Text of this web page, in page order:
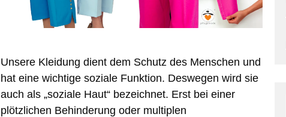
Unsere Kleidung dient dem Schutz des Menschen und
hat eine wichtige soziale Funktion. Deswegen wird sie
auch als „soziale Haut“ bezeichnet. Erst bei einer
plötzlichen Behinderung oder multiplen